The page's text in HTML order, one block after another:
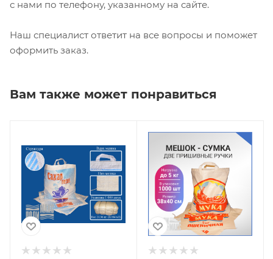
с нами по телефону, указанному на сайте.
Наш специалист ответит на все вопросы и поможет
оформить заказ.
Вам также может понравиться